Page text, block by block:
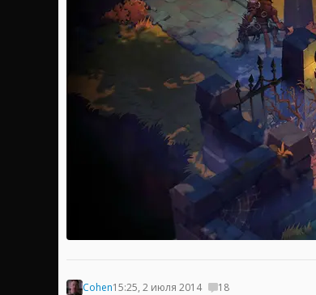
Cohen15:25, 2 июля 2014 18